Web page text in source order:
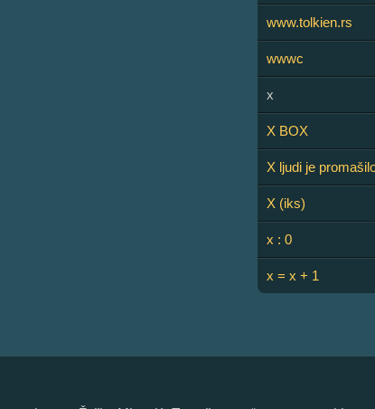
www.tolkien.rs
wwwc
x
X BOX
X ljudi je
X (iks)
x : 0
x = x + 1